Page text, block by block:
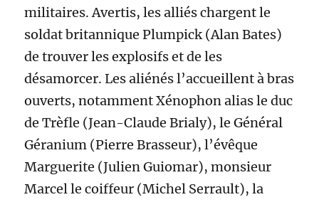
militaires. Avertis, les alliés chargent le
soldat britannique Plumpick (Alan Bates)
de trouver les explosifs et de les
désamorcer. Les aliénés l’accueillent à bras
ouverts, notamment Xénophon alias le duc
de Trèfle (Jean-Claude Brialy), le Général
Géranium (Pierre Brasseur), l’évêque
Marguerite (Julien Guiomar), monsieur
Marcel le coiffeur (Michel Serrault), la